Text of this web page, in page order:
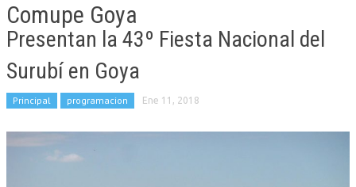
Comupe Goya
Presentan la 43º Fiesta Nacional del
Surubí en Goya
Principal programacion Ene 11, 2018